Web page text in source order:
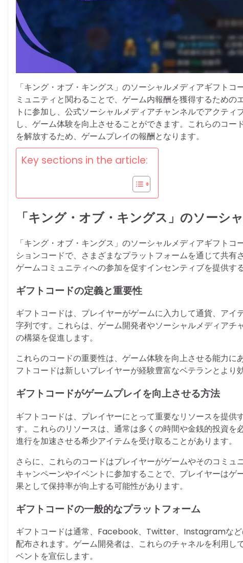
「キング・オブ・キングス」のソーシャルメディアギフト
ミュニティと関わることで、ゲーム内報酬を獲得するため
トに参加し、公式ソーシャルメディアチャンネルでアクテ
し、ゲーム体験を向上させることができます。これらのコ
を解放するため、ゲームプレイの報酬となります。
Key sections in the article:
「キング・オブ・キングス」のソーシ
「キング・オブ・キングス」のソーシャルメディアギフト
ションコードで、さまざまなプラットフォームを通じて共
ゲームコミュニティへの参加を促すインセンティブを提供す
ギフトコードの定義と重要性
ギフトコードは、プレイヤーがゲームに入力して通貨、ア
字列です。これらは、ゲーム開発者やソーシャルメディア
の構築を促進します。
これらのコードの重要性は、ゲーム体験を向上させる能力
フトコードは新しいプレイヤーが経験豊富なベテランとより
ギフトコードがゲームプレイを向上させる方法
ギフトコードは、プレイヤーにとって重要なリソースを提
す。これらのリソースは、通常は多くの時間や金銭的投資
進行を加速させる希少アイテムを受け取ることがあります。
さらに、これらのコードはプレイヤーがゲームやそのコミ
キャンペーンやイベントに参加することで、プレイヤーは
果として保持率が向上する可能性があります。
ギフトコードの一般的なプラットフォーム
ギフトコードは通常、Facebook、Twitter、Instagramなど
配布されます。ゲーム開発者は、これらのチャネルを利用
ベントを宣伝します。